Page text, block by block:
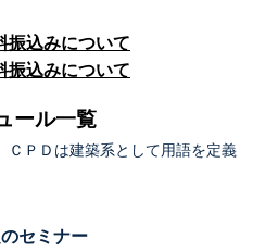
込みについて
込みについて
ール一覧
ＰＤは建築系として用語を定義
セミナー